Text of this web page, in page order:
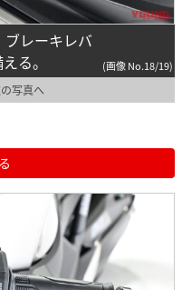
レーキレバ
る。
(画像 No.18/19)
写真へ